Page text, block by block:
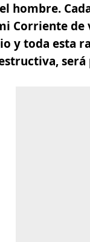
hombre.
Corriente de
y toda esta